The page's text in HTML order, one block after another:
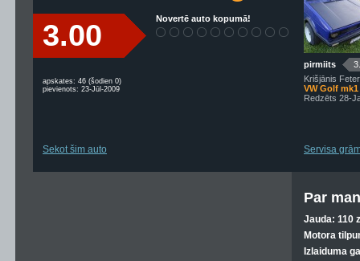
3.00 Novertē auto kopumā!
apskates: 46 (šodien 0)
pievienots: 23-Jūl-2009
Sekot šim auto
pirmiits
Krišjānis
VW Golf mk1
Redzēts 28-
Servisa
Par
Jauda: 110
Motora
Izlaiduma